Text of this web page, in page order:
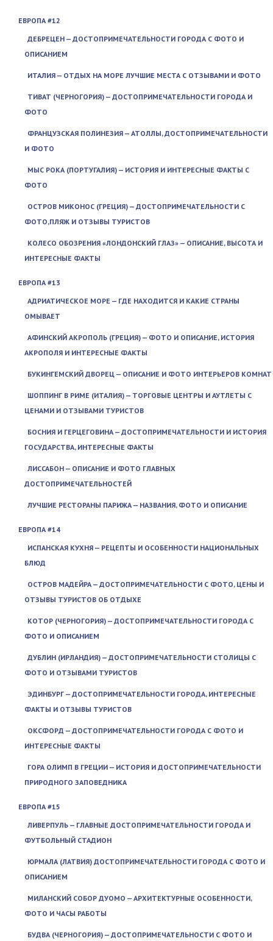
ЕВРОПА #12
ДЕБРЕЦЕН — ДОСТОПРИМЕЧАТЕЛЬНОСТИ ГОРОДА С ФОТО И
ОПИСАНИЕМ
ИТАЛИЯ — ОТДЫХ НА МОРЕ ЛУЧШИЕ МЕСТА С ОТЗЫВАМИ И ФОТО
ТИВАТ (ЧЕРНОГОРИЯ) — ДОСТОПРИМЕЧАТЕЛЬНОСТИ ГОРОДА И
ФОТО
ФРАНЦУЗСКАЯ ПОЛИНЕЗИЯ — АТОЛЛЫ, ДОСТОПРИМЕЧАТЕЛЬНОСТИ
И ФОТО
МЫС РОКА (ПОРТУГАЛИЯ) — ИСТОРИЯ И ИНТЕРЕСНЫЕ ФАКТЫ С
ФОТО
ОСТРОВ МИКОНОС (ГРЕЦИЯ) — ДОСТОПРИМЕЧАТЕЛЬНОСТИ С
ФОТО,ПЛЯЖ И ОТЗЫВЫ ТУРИСТОВ
КОЛЕСО ОБОЗРЕНИЯ «ЛОНДОНСКИЙ ГЛАЗ» — ОПИСАНИЕ, ВЫСОТА И
ИНТЕРЕСНЫЕ ФАКТЫ
ЕВРОПА #13
АДРИАТИЧЕСКОЕ МОРЕ — ГДЕ НАХОДИТСЯ И КАКИЕ СТРАНЫ
ОМЫВАЕТ
АФИНСКИЙ АКРОПОЛЬ (ГРЕЦИЯ) — ФОТО И ОПИСАНИЕ, ИСТОРИЯ
АКРОПОЛЯ И ИНТЕРЕСНЫЕ ФАКТЫ
БУКИНГЕМСКИЙ ДВОРЕЦ — ОПИСАНИЕ И ФОТО ИНТЕРЬЕРОВ КОМНАТ
ШОППИНГ В РИМЕ (ИТАЛИЯ) — ТОРГОВЫЕ ЦЕНТРЫ И АУТЛЕТЫ С
ЦЕНАМИ И ОТЗЫВАМИ ТУРИСТОВ
БОСНИЯ И ГЕРЦЕГОВИНА — ДОСТОПРИМЕЧАТЕЛЬНОСТИ И ИСТОРИЯ
ГОСУДАРСТВА, ИНТЕРЕСНЫЕ ФАКТЫ
ЛИССАБОН — ОПИСАНИЕ И ФОТО ГЛАВНЫХ
ДОСТОПРИМЕЧАТЕЛЬНОСТЕЙ
ЛУЧШИЕ РЕСТОРАНЫ ПАРИЖА — НАЗВАНИЯ, ФОТО И ОПИСАНИЕ
ЕВРОПА #14
ИСПАНСКАЯ КУХНЯ — РЕЦЕПТЫ И ОСОБЕННОСТИ НАЦИОНАЛЬНЫХ
БЛЮД
ОСТРОВ МАДЕЙРА — ДОСТОПРИМЕЧАТЕЛЬНОСТИ С ФОТО, ЦЕНЫ И
ОТЗЫВЫ ТУРИСТОВ ОБ ОТДЫХЕ
КОТОР (ЧЕРНОГОРИЯ) — ДОСТОПРИМЕЧАТЕЛЬНОСТИ ГОРОДА С
ФОТО И ОПИСАНИЕМ
ДУБЛИН (ИРЛАНДИЯ) — ДОСТОПРИМЕЧАТЕЛЬНОСТИ СТОЛИЦЫ С
ФОТО И ОТЗЫВАМИ ТУРИСТОВ
ЭДИНБУРГ — ДОСТОПРИМЕЧАТЕЛЬНОСТИ ГОРОДА, ИНТЕРЕСНЫЕ
ФАКТЫ И ОТЗЫВЫ ТУРИСТОВ
ОКСФОРД — ДОСТОПРИМЕЧАТЕЛЬНОСТИ ГОРОДА С ФОТО И
ИНТЕРЕСНЫЕ ФАКТЫ
ГОРА ОЛИМП В ГРЕЦИИ — ИСТОРИЯ И ДОСТОПРИМЕЧАТЕЛЬНОСТИ
ПРИРОДНОГО ЗАПОВЕДНИКА
ЕВРОПА #15
ЛИВЕРПУЛЬ — ГЛАВНЫЕ ДОСТОПРИМЕЧАТЕЛЬНОСТИ ГОРОДА И
ФУТБОЛЬНЫЙ СТАДИОН
ЮРМАЛА (ЛАТВИЯ) ДОСТОПРИМЕЧАТЕЛЬНОСТИ ГОРОДА С ФОТО И
ОПИСАНИЕМ
МИЛАНСКИЙ СОБОР ДУОМО — АРХИТЕКТУРНЫЕ ОСОБЕННОСТИ,
ФОТО И ЧАСЫ РАБОТЫ
БУДВА (ЧЕРНОГОРИЯ) — ДОСТОПРИМЕЧАТЕЛЬНОСТИ С ФОТО И